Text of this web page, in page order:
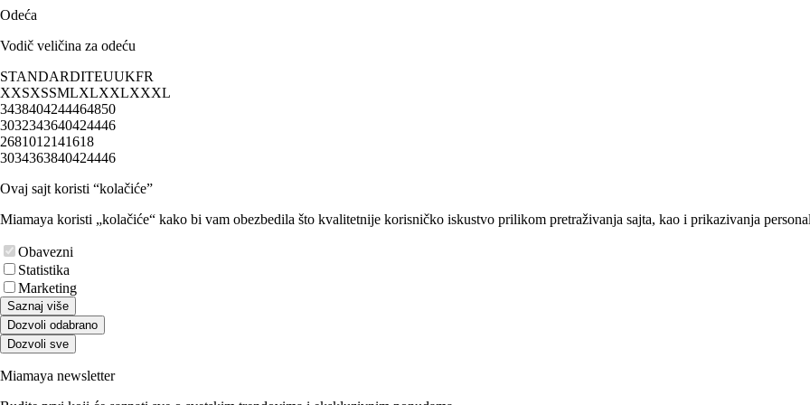
Odeća
Vodič veličina za odeću
STANDARDITEUUKFR
XXSXSSMLXLXXLXXXL
3438404244464850
3032343640424446
2681012141618
3034363840424446
Ovaj sajt koristi “kolačiće”
Miamaya koristi „kolačiće“ kako bi vam obezbedila što kvalitetnije korisničko iskustvo prilikom pretraživanja sajta, kao i prikazivanja
Obavezni
Statistika
Marketing
Saznaj više
Dozvoli odabrano
Dozvoli sve
Miamaya newsletter